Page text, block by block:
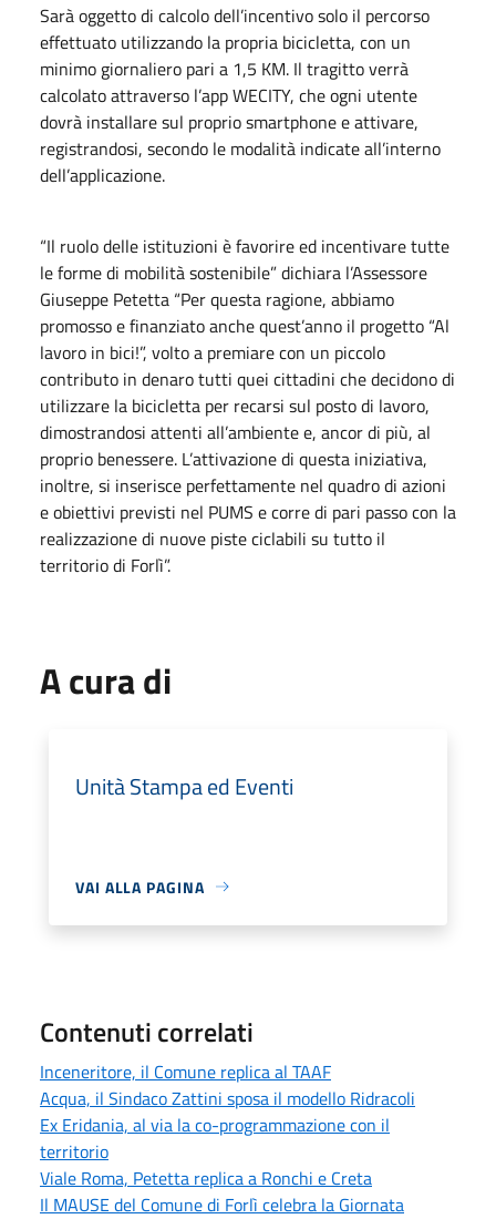
Sarà oggetto di calcolo dell’incentivo solo il percorso
effettuato utilizzando la propria bicicletta, con un
minimo giornaliero pari a 1,5 KM. Il tragitto verrà
calcolato attraverso l’app WECITY, che ogni utente
dovrà installare sul proprio smartphone e attivare,
registrandosi, secondo le modalità indicate all’interno
dell’applicazione.
“Il ruolo delle istituzioni è favorire ed incentivare tutte
le forme di mobilità sostenibile” dichiara l’Assessore
Giuseppe Petetta “Per questa ragione, abbiamo
promosso e finanziato anche quest’anno il progetto “Al
lavoro in bici!”, volto a premiare con un piccolo
contributo in denaro tutti quei cittadini che decidono di
utilizzare la bicicletta per recarsi sul posto di lavoro,
dimostrandosi attenti all’ambiente e, ancor di più, al
proprio benessere. L’attivazione di questa iniziativa,
inoltre, si inserisce perfettamente nel quadro di azioni
e obiettivi previsti nel PUMS e corre di pari passo con la
realizzazione di nuove piste ciclabili su tutto il
territorio di Forlì”.
A cura di
Unità Stampa ed Eventi
VAI ALLA PAGINA
Contenuti correlati
Inceneritore, il Comune replica al TAAF
Acqua, il Sindaco Zattini sposa il modello Ridracoli
Ex Eridania, al via la co-programmazione con il
territorio
Viale Roma, Petetta replica a Ronchi e Creta
Il MAUSE del Comune di Forlì celebra la Giornata